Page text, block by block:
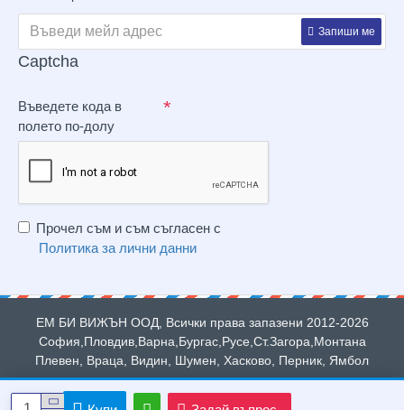
Запиши ме
Captcha
Въведете кода в
полето по-долу
Прочел съм и съм съгласен с
Политика за лични данни
ЕМ БИ ВИЖЪН ООД, Всички права запазени 2012-2026
София,Пловдив,Варна,Бургас,Русе,Ст.Загора,Монтана
Плевен, Враца, Видин, Шумен, Хасково, Перник, Ямбол